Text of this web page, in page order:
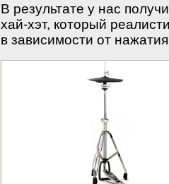
В результате у нас
хай-хэт, который
в зависимости от